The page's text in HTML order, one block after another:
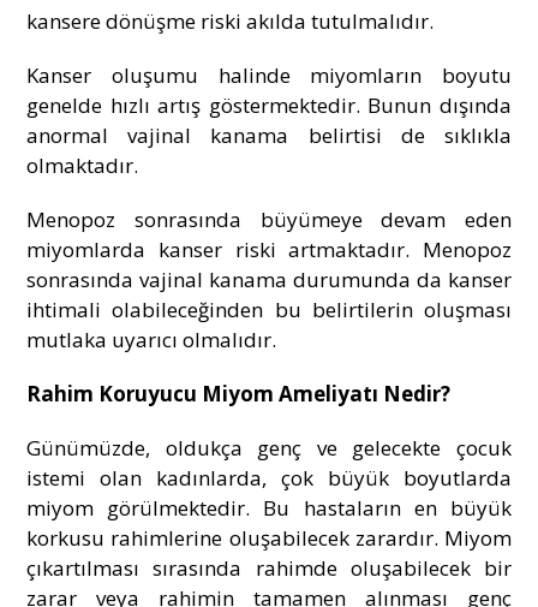
kansere dönüşme riski akılda tutulmalıdır.
Kanser oluşumu halinde miyomların boyutu
genelde hızlı artış göstermektedir. Bunun dışında
anormal vajinal kanama belirtisi de sıklıkla
olmaktadır.
Menopoz sonrasında büyümeye devam eden
miyomlarda kanser riski artmaktadır. Menopoz
sonrasında vajinal kanama durumunda da kanser
ihtimali olabileceğinden bu belirtilerin oluşması
mutlaka uyarıcı olmalıdır.
Rahim Koruyucu Miyom Ameliyatı Nedir?
Günümüzde, oldukça genç ve gelecekte çocuk
istemi olan kadınlarda, çok büyük boyutlarda
miyom görülmektedir. Bu hastaların en büyük
korkusu rahimlerine oluşabilecek zarardır. Miyom
çıkartılması sırasında rahimde oluşabilecek bir
zarar veya rahimin tamamen alınması genç